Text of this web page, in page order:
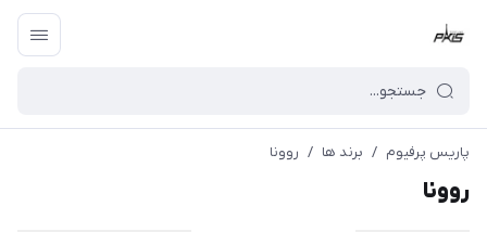
پاریس پرفیوم / برند ها / روونا
روونا